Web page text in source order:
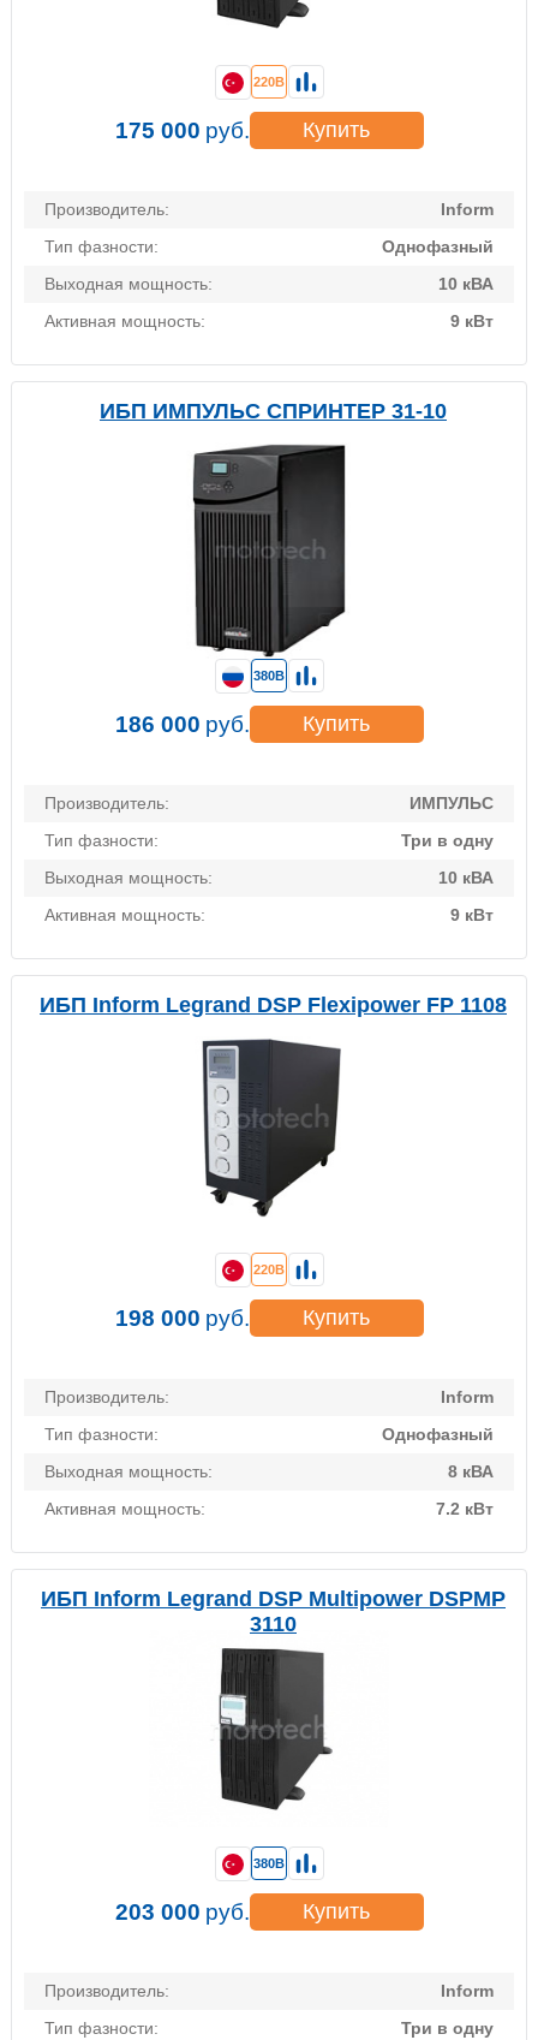
Производитель:
Inform
Тип фазности:
Однофазный
Выходная мощность:
10 кВА
Активная мощность:
9 кВт
220В
175 000 руб. Купить
ИБП ИМПУЛЬС СПРИНТЕР 31-10
Производитель:
ИМПУЛЬС
Тип фазности:
Три в одну
Выходная мощность:
10 кВА
Активная мощность:
9 кВт
380В
186 000 руб. Купить
ИБП Inform Legrand DSP Flexipower FP 1108
Производитель:
Inform
Тип фазности:
Однофазный
Выходная мощность:
8 кВА
Активная мощность:
7.2 кВт
220В
198 000 руб. Купить
ИБП Inform Legrand DSP Multipower DSPMP
3110
Производитель:
Inform
Тип фазности:
Три в одну
380В
203 000 руб. Купить